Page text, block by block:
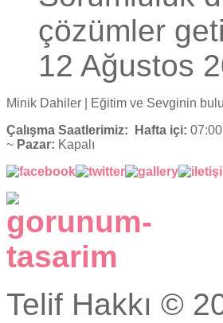
çözümler
12 Ağustos
Minik Dahiler | Eğitim ve Sevginin
Çalışma Saatlerimiz:
Hafta içi:
~ Pazar: Kapalı
Telif Hakkı ©